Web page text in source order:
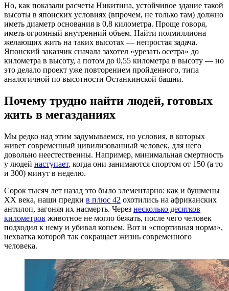
Но, как показали расчеты Никитина, устойчивое здание такой
высоты в японских условиях (впрочем, не только там) должно
иметь диаметр основания в 0,8 километра. Проще говоря,
иметь огромный внутренний объем. Найти полмиллиона
желающих жить на таких высотах — непростая задача.
Японский заказчик сначала захотел «урезать осетра» до
километра в высоту, а потом до 0,55 километра в высоту — но
это делало проект уже повторением пройденного, типа
аналогичной по высотности Останкинской башни.
Почему трудно найти людей, готовых
жить в мегазданиях
Мы редко над этим задумываемся, но условия, в которых
живет современный цивилизованный человек, для него
довольно неестественны. Например, минимальная смертность
у людей наступает, когда они занимаются спортом от 150 (а то
и 300) минут в неделю.
Сорок тысяч лет назад это было элементарно: как и бушмены
XX века, наши предки в плюс 42 охотились на африканских
антилоп, загоняя их насмерть. Через несколько десятков
километров животное не могло бежать, после чего человек
подходил к нему и убивал копьем. Вот и «спортивная норма»,
нехватка которой так сокращает жизнь современного
человека.